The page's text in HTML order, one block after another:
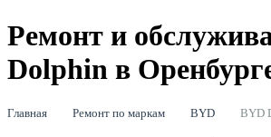
Ремонт и
Dolphin в
Главная Ремонт по маркам BYD BYD